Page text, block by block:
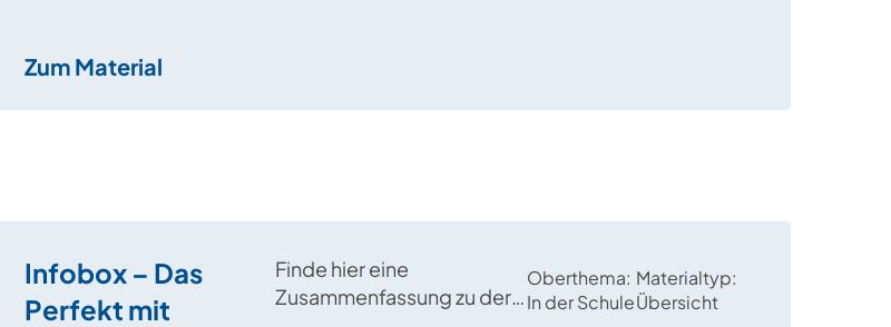
Zum Material
Infobox – Das
Perfekt mit
Finde hier eine
Zusammenfassung zu der
Oberthema
In der Schule
Materialtyp
Übersicht